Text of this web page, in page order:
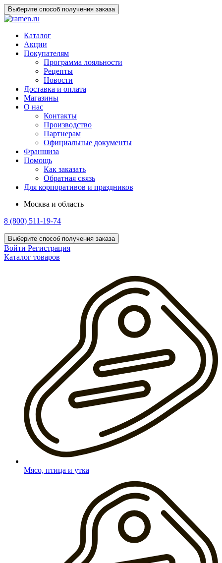
Выберите способ получения заказа
Каталог
Акции
Покупателям
Программа лояльности
Рецепты
Новости
Доставка и оплата
Магазины
О нас
Контакты
Производство
Партнерам
Официальные документы
Франшиза
Помощь
Как заказать
Обратная связь
Для корпоративов и праздников
Москва и область
8 (800) 511-19-74
Выберите способ получения заказа
Войти Регистрация
Каталог товаров
Мясо, птица и утка